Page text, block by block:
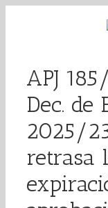
APJ
Dec. de
2025/
retrasa